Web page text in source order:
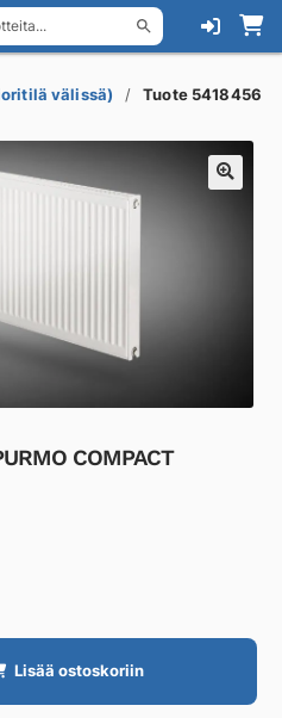
välissä) Tuote 5418456
COMPACT
Lisää ostoskoriin